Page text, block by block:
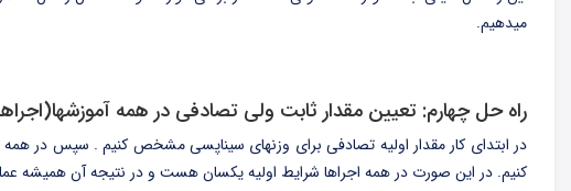
میدهیم.
راه حل چهارم: تعیین مقدار ثابت ولی تصادفی در همه
در ابتدای کار مقدار اولیه تصادفی برای وزنهای سیناپسی مشخص کنیم . سپس در همه
کنیم. در این صورت در همه اجراها شرایط اولیه یکسان هست و در نتیجه آن همیشه